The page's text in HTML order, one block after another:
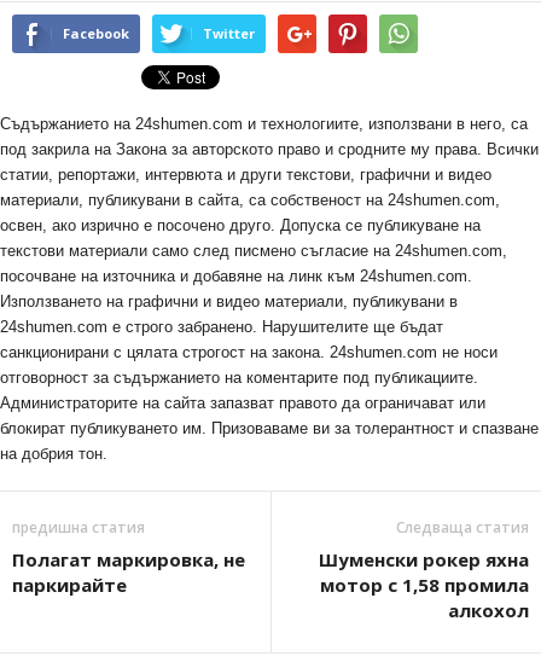
Facebook Twitter
Съдържанието на 24shumen.com и технологиите, използвани в него, са
под закрила на Закона за авторското право и сродните му права. Всички
статии, репортажи, интервюта и други текстови, графични и видео
материали, публикувани в сайта, са собственост на 24shumen.com,
освен, ако изрично е посочено друго. Допуска се публикуване на
текстови материали само след писмено съгласие на 24shumen.com,
посочване на източника и добавяне на линк към 24shumen.com.
Използването на графични и видео материали, публикувани в
24shumen.com е строго забранено. Нарушителите ще бъдат
санкционирани с цялата строгост на закона. 24shumen.com не носи
отговорност за съдържанието на коментарите под публикациите.
Администраторите на сайта запазват правото да ограничават или
блокират публикуването им. Призоваваме ви за толерантност и спазване
на добрия тон.
предишна статия
Полагат маркировка, не
паркирайте
Следваща статия
Шуменски рокер яхна
мотор с 1,58 промила
алкохол